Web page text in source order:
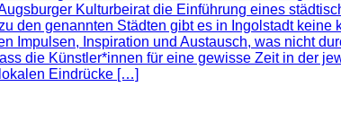
Kulturbeirat die Einführung eines
den genannten Städten gibt es in Ingolstadt
Impulsen, Inspiration und Austausch, was nicht
die Künstler*innen für eine gewisse Zeit in der
Eindrücke […]